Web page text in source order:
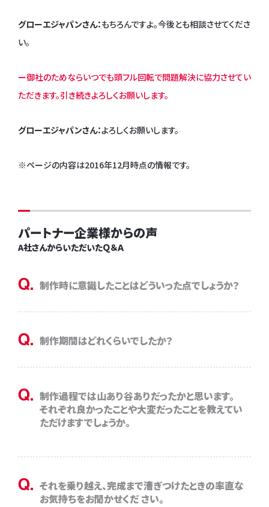
グローエジャパンさん：もちろんですよ。今後とも相談させてくださ
い。
ー御社のためならいつでも頭フル回転で問題解決に協力させてい
ただきます。引き続きよろしくお願いします。
グローエジャパンさん：よろしくお願いします。
※ページの内容は2016年12月時点の情報です。
パートナー企業様からの声
A社さんからいただいたＱ＆Ａ
Q. 制作時に意識したことはどういった点でしょうか？
Q. 制作期間はどれくらいでしたか？
Q. 制作過程では山あり谷ありだったかと思います。
それぞれ良かったことや大変だったことを教えてい
ただけますでしょうか。
Q. それを乗り越え、完成まで漕ぎつけたときの率直な
お気持ちをお聞かせくだ さい。